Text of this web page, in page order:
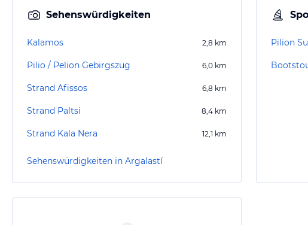
Sehenswürdigkeiten
Kalamos 2,8 km
Pilio / Pelion Gebirgszug 6,0 km
Strand Afissos 6,8 km
Strand Paltsi 8,4 km
Strand Kala Nera 12,1 km
Sehenswürdigkeiten in Argalastí
Pilion